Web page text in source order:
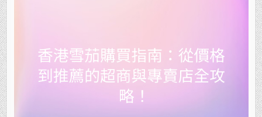
價
格
到
推
薦
的